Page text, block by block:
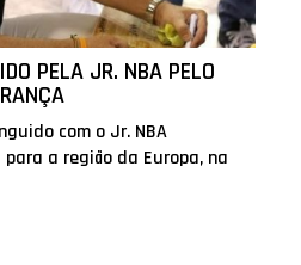
PELA JR. NBA PELO
com o Jr. NBA
a região da Europa, na